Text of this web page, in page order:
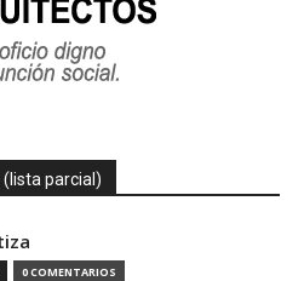
(lista parcial)
0 COMENTARIOS